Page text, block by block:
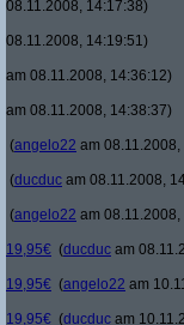
08.11.2008, 14:17:38)
08.11.2008, 14:19:51)
am 08.11.2008, 14:36:12)
am 08.11.2008, 14:38:37)
(angelo22 am 08.11.2008,
(ducduc am 08.11.2008,
(angelo22 am 08.11.2008,
19,95€ (ducduc am
19,95€ (angelo22 am
19,95€ (ducduc am